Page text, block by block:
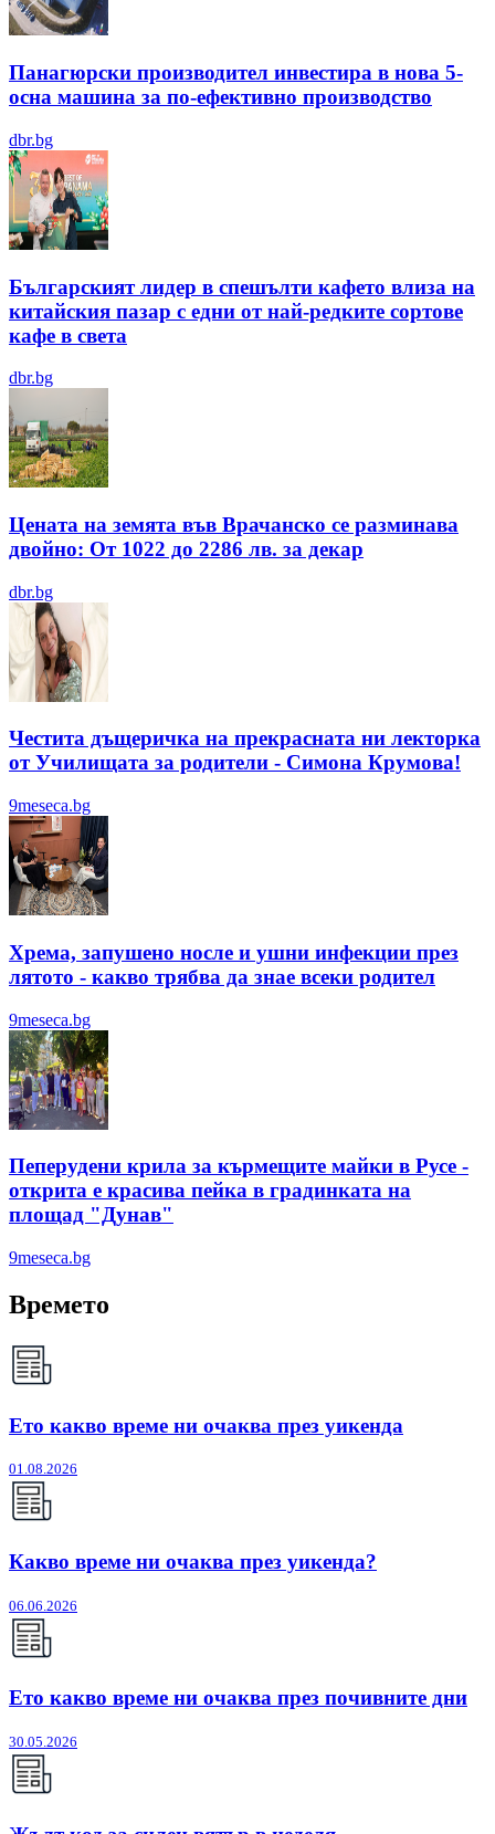
Панагюрски производител инвестира в нова 5-
осна машина за по-ефективно производство
dbr.bg
Българският лидер в спешълти кафето влиза на
китайския пазар с едни от най-редките сортове
кафе в света
dbr.bg
Цената на земята във Врачанско се разминава
двойно: От 1022 до 2286 лв. за декар
dbr.bg
Честита дъщеричка на прекрасната ни лекторка
от Училищата за родители - Симона Крумова!
9meseca.bg
Хрема, запушено носле и ушни инфекции през
лятотo - какво трябва да знае всеки родител
9meseca.bg
Пеперудени крила за кърмещите майки в Русе -
открита е красива пейка в градинката на
площад "Дунав"
9meseca.bg
Времето
Ето какво време ни очаква през уикенда
01.08.2026
Какво време ни очаква през уикенда?
06.06.2026
Ето какво време ни очаква през почивните дни
30.05.2026